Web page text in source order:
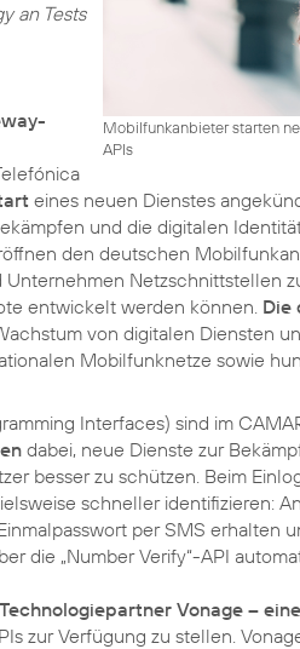
Mobilfunkanbieter starten
APIs
an Tests
eines neuen Dienstes
und die digitalen
den deutschen
Netzschnittstellen
entwickelt werden können. Die
von digitalen Diensten
Mobilfunknetze sowie
Interfaces) sind im
dabei, neue Dienste zur
besser zu schützen. Beim
schneller identifizieren:
per SMS erhalten
die „Number Verify“-API
Vonage –
zur Verfügung zu stellen.